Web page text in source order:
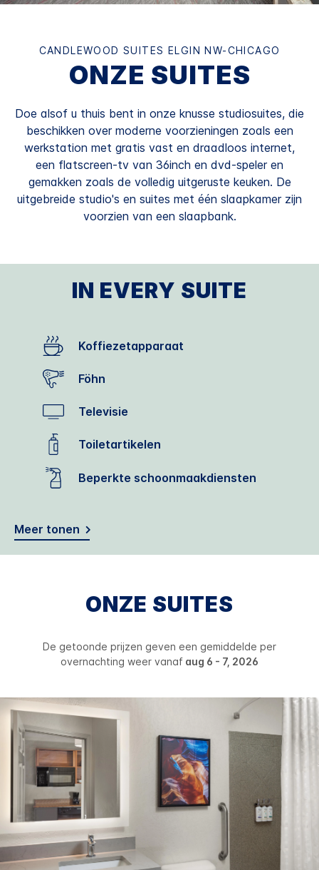
CANDLEWOOD SUITES ELGIN NW-CHICAGO
ONZE SUITES
Doe alsof u thuis bent in onze knusse studiosuites, die
beschikken over moderne voorzieningen zoals een
werkstation met gratis vast en draadloos internet,
een flatscreen-tv van 36inch en dvd-speler en
gemakken zoals de volledig uitgeruste keuken. De
uitgebreide studio's en suites met één slaapkamer zijn
voorzien van een slaapbank.
IN EVERY SUITE
Koffiezetapparaat
Föhn
Televisie
Toiletartikelen
Beperkte schoonmaakdiensten
Meer tonen
ONZE SUITES
De getoonde prijzen geven een gemiddelde per
overnachting weer vanaf aug 6 - 7, 2026